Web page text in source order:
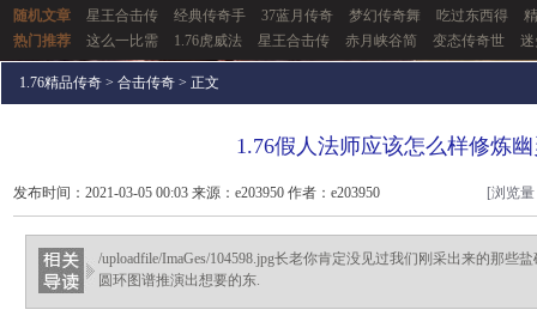
随机文章
星王合击传 经典传奇手 37蓝月传奇 梦幻传奇舞 吃过东西得
热门推荐
这么一比需 1.76虎威法 星王合击传 赤月峡谷简 变态传奇世
1.76精品传奇 > 合击传奇 > 正文
1.76假人法师应该怎么样修炼
发布时间：2021-03-05 00:03 来源：e203950 作者：e203950 [浏览
/uploadfile/ImaGes/104598.jpg长老你肯定没见过我们刚采出来的那些
圆环图谱推演出想要的东.